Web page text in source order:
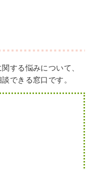
する悩みについて、
できる窓口です。